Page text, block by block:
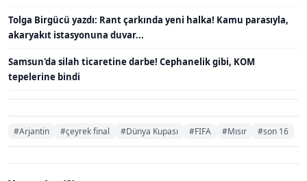
Tolga Birgücü yazdı: Rant çarkında yeni halka! Kamu parasıyla,
akaryakıt istasyonuna duvar...
Samsun'da silah ticaretine darbe! Cephanelik gibi, KOM
tepelerine bindi
#Arjantin #çeyrek final #Dünya Kupası #FIFA #Mısır #son 16